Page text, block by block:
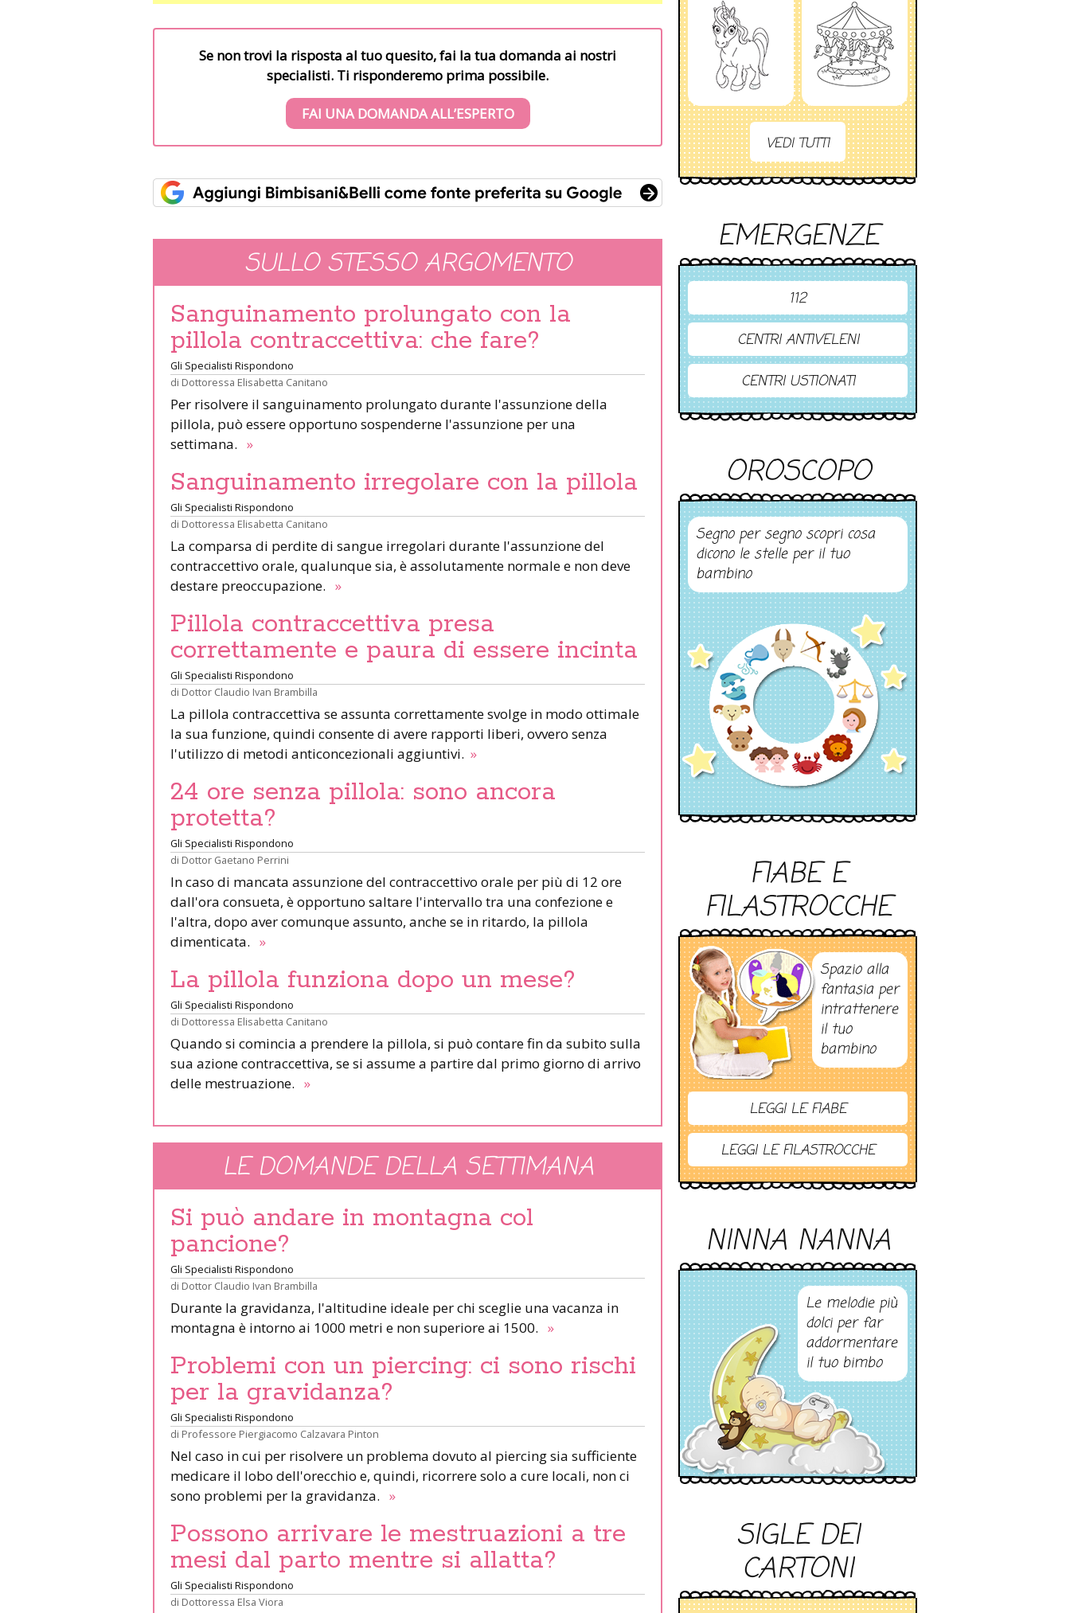
Se non trovi la risposta al tuo quesito, fai la tua domanda ai nostri
specialisti. Ti risponderemo prima possibile.
FAI UNA DOMANDA ALL’ESPERTO
SULLO STESSO ARGOMENTO
Sanguinamento prolungato con la
pillola contraccettiva: che fare?
Gli Specialisti Rispondono
di Dottoressa Elisabetta Canitano
Per risolvere il sanguinamento prolungato durante l'assunzione della
pillola, può essere opportuno sospenderne l'assunzione per una
settimana. »
Sanguinamento irregolare con la pillola
Gli Specialisti Rispondono
di Dottoressa Elisabetta Canitano
La comparsa di perdite di sangue irregolari durante l'assunzione del
contraccettivo orale, qualunque sia, è assolutamente normale e non deve
destare preoccupazione. »
Pillola contraccettiva presa
correttamente e paura di essere incinta
Gli Specialisti Rispondono
di Dottor Claudio Ivan Brambilla
La pillola contraccettiva se assunta correttamente svolge in modo ottimale
la sua funzione, quindi consente di avere rapporti liberi, ovvero senza
l'utilizzo di metodi anticoncezionali aggiuntivi. »
24 ore senza pillola: sono ancora
protetta?
Gli Specialisti Rispondono
di Dottor Gaetano Perrini
In caso di mancata assunzione del contraccettivo orale per più di 12 ore
dall'ora consueta, è opportuno saltare l'intervallo tra una confezione e
l'altra, dopo aver comunque assunto, anche se in ritardo, la pillola
dimenticata. »
La pillola funziona dopo un mese?
Gli Specialisti Rispondono
di Dottoressa Elisabetta Canitano
Quando si comincia a prendere la pillola, si può contare fin da subito sulla
sua azione contraccettiva, se si assume a partire dal primo giorno di arrivo
delle mestruazione. »
LE DOMANDE DELLA SETTIMANA
Si può andare in montagna col
pancione?
Gli Specialisti Rispondono
di Dottor Claudio Ivan Brambilla
Durante la gravidanza, l'altitudine ideale per chi sceglie una vacanza in
montagna è intorno ai 1000 metri e non superiore ai 1500. »
Problemi con un piercing: ci sono rischi
per la gravidanza?
Gli Specialisti Rispondono
di Professore Piergiacomo Calzavara Pinton
Nel caso in cui per risolvere un problema dovuto al piercing sia sufficiente
medicare il lobo dell'orecchio e, quindi, ricorrere solo a cure locali, non ci
sono problemi per la gravidanza. »
Possono arrivare le mestruazioni a tre
mesi dal parto mentre si allatta?
Gli Specialisti Rispondono
di Dottoressa Elsa Viora
VEDI TUTTI
EMERGENZE
112
CENTRI ANTIVELENI
CENTRI USTIONATI
OROSCOPO
Segno per segno scopri cosa
dicono le stelle per il tuo
bambino
FIABE E
FILASTROCCHE
Spazio alla
fantasia per
intrattenere
il tuo
bambino
LEGGI LE FIABE
LEGGI LE FILASTROCCHE
NINNA NANNA
Le melodie più
dolci per far
addormentare
il tuo bimbo
SIGLE DEI
CARTONI